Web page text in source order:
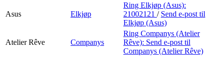
Asus Elkjøp
Ring Elkjøp (Asus):
21002121 / Send e-post til
Elkjøp (Asus)
Atelier Rêve Companys
Ring Companys (Atelier
Rêve): Send e-post til
Companys (Atelier Rêve)